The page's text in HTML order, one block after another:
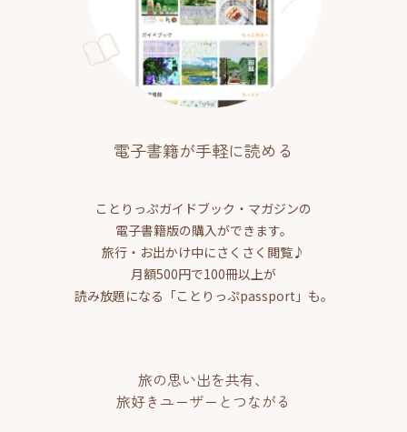
電子書籍が手軽に読める
ことりっぷガイドブック・マガジンの
電子書籍版の購入ができます。
旅行・お出かけ中にさくさく閲覧♪
月額500円で100冊以上が
読み放題になる「ことりっぷpassport」も。
旅の思い出を共有、
旅好きユーザーとつながる